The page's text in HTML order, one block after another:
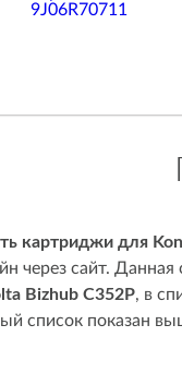
картриджи для
через сайт.
Bizhub C352P, в
список показан